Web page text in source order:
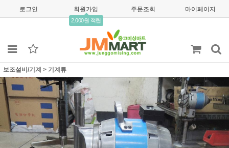
로그인 회원가입
2,000원 적립
주문조회 마이페이지
보조설비/기계 > 기계류